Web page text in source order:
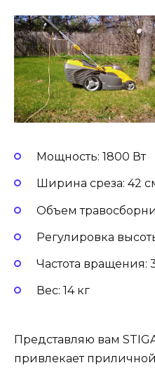
Мощность: 1800 Вт
Ширина среза: 42
Объем
Регулировка
Частота вращения:
Вес: 14 кг
Представляю вам
привлекает